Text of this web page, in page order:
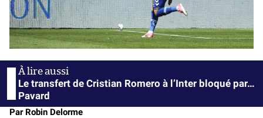
Le transfert de Cristian Romero à l’Inter bloqué par…
Pavard
Par Robin Delorme